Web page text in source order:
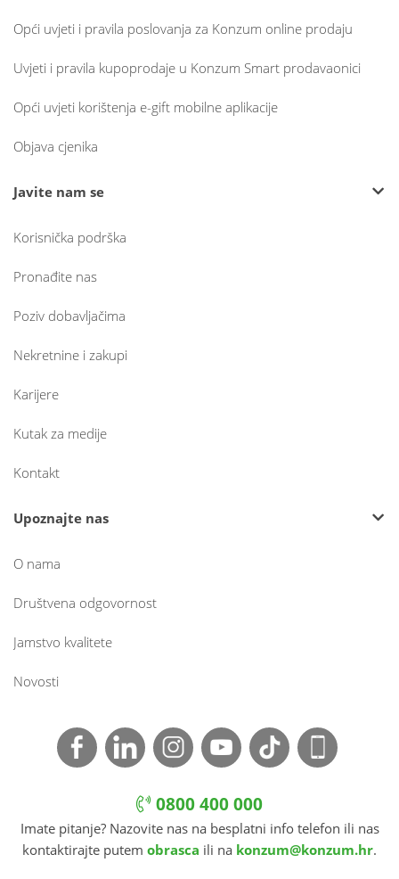
Opći uvjeti i pravila poslovanja za Konzum online prodaju
Uvjeti i pravila kupoprodaje u Konzum Smart prodavaonici
Opći uvjeti korištenja e-gift mobilne aplikacije
Objava cjenika
Javite nam se
Korisnička podrška
Pronađite nas
Poziv dobavljačima
Nekretnine i zakupi
Karijere
Kutak za medije
Kontakt
Upoznajte nas
O nama
Društvena odgovornost
Jamstvo kvalitete
Novosti
0800 400 000
Imate pitanje? Nazovite nas na besplatni info telefon ili nas
kontaktirajte putem obrasca ili na konzum@konzum.hr.